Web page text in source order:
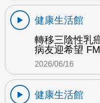
健康生活館
轉移三陰性乳
病友迎希望
2026/06/16
健康生活館